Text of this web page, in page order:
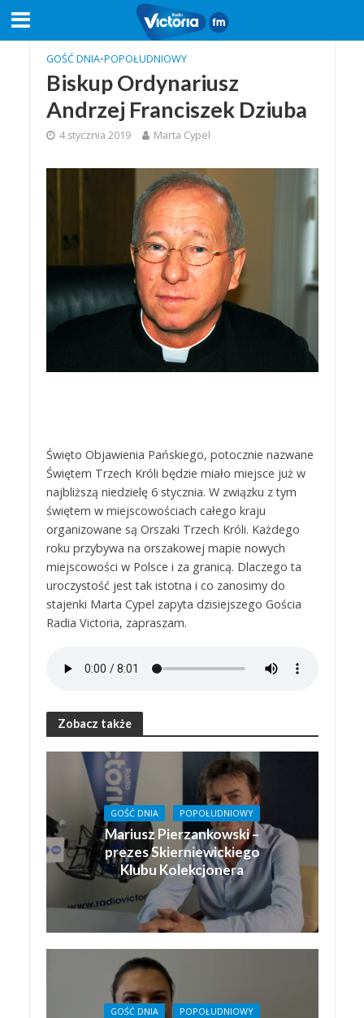
GOŚĆ DNIA•POPOŁUDNIOWY
Biskup Ordynariusz
Andrzej Franciszek Dziuba
4 stycznia 2019 Marta Cypel
Święto Objawienia Pańskiego, potocznie nazwane
Świętem Trzech Króli będzie miało miejsce już w
najbliższą niedzielę 6 stycznia. W związku z tym
świętem w miejscowościach całego kraju
organizowane są Orszaki Trzech Króli. Każdego
roku przybywa na orszakowej mapie nowych
miejscowości w Polsce i za granicą. Dlaczego ta
uroczystość jest tak istotna i co zanosimy do
stajenki Marta Cypel zapyta dzisiejszego Gościa
Radia Victoria, zapraszam.
Zobacz także
GOŚĆ DNIA POPOŁUDNIOWY
Mariusz Pierzankowski –
prezes Skierniewickiego
Klubu Kolekcjonera
GOŚĆ DNIA POPOŁUDNIOWY